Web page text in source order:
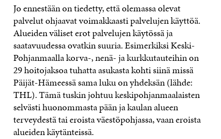
Jo ennestään on tiedetty, että olemassa olevat
palvelut ohjaavat voimakkaasti palvelujen käyttöä.
Alueiden väliset erot palvelujen käytössä ja
saatavuudessa ovatkin suuria. Esimerkiksi Keski-
Pohjanmaalla korva-, nenä- ja kurkkutauteihin on
29 hoitojaksoa tuhatta asukasta kohti siinä missä
Päijät-Hämeessä sama luku on yhdeksän (lähde:
THL). Tämä tuskin johtuu keskipohjanmaalaisten
selvästi huonommasta pään ja kaulan alueen
terveydestä tai eroista väestöpohjassa, vaan eroista
alueiden käytänteissä.